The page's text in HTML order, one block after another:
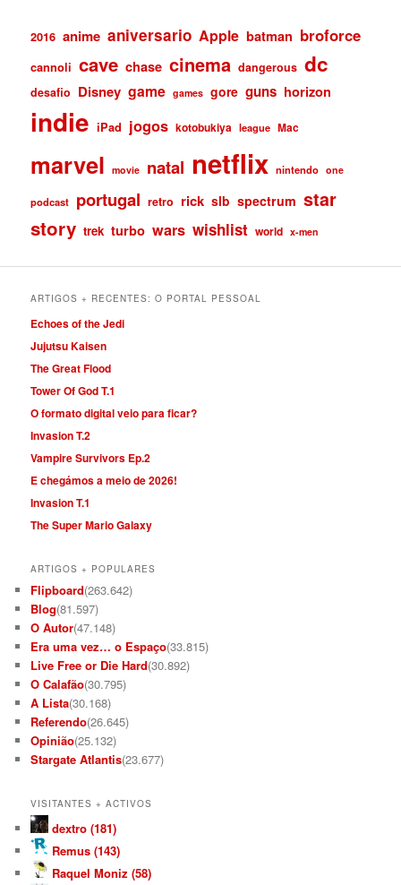
2016 anime aniversario Apple batman broforce
cannoli cave chase cinema dangerous dc
desafio Disney game games gore guns horizon
indie iPad jogos kotobukiya league Mac
marvel movie natal netflix nintendo one
podcast portugal retro rick slb spectrum star
story trek turbo wars wishlist world x-men
ARTIGOS + RECENTES: O PORTAL PESSOAL
Echoes of the Jedi
Jujutsu Kaisen
The Great Flood
Tower Of God T.1
O formato digital veio para ficar?
Invasion T.2
Vampire Survivors Ep.2
E chegámos a meio de 2026!
Invasion T.1
The Super Mario Galaxy
ARTIGOS + POPULARES
Flipboard(263.642)
Blog(81.597)
O Autor(47.148)
Era uma vez… o Espaço(33.815)
Live Free or Die Hard(30.892)
O Calafão(30.795)
A Lista(30.168)
Referendo(26.645)
Opinião(25.132)
Stargate Atlantis(23.677)
VISITANTES + ACTIVOS
dextro (181)
Remus (143)
Raquel Moniz (58)